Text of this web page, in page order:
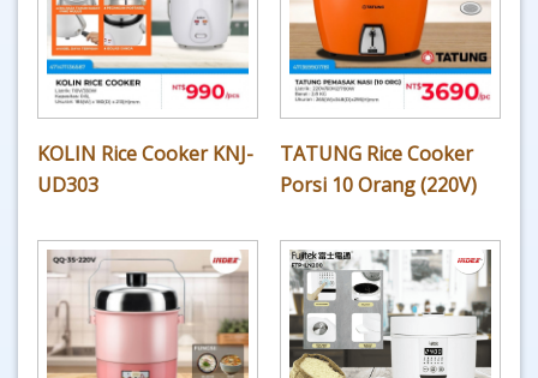
KOLIN Rice Cooker KNJ-
UD303
TATUNG Rice Cooker
Porsi 10 Orang (220V)